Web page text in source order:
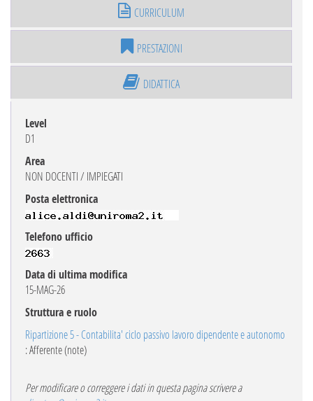
CURRICULUM
PRESTAZIONI
DIDATTICA
Level
D1
Area
NON DOCENTI / IMPIEGATI
Posta elettronica
Telefono ufficio
Data di ultima modifica
15-MAG-26
Struttura e ruolo
Ripartizione 5 - Contabilita' ciclo passivo lavoro dipendente e autonomo
: Afferente (note)
Per modificare o correggere i dati in questa pagina scrivere a